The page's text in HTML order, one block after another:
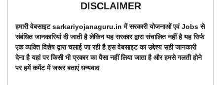
DISCLAIMER
हमारी वेबसाइट sarkariyojanaguru.in में सरकारी योजनाओं एवं Jobs से
संबंधित जानकारियां दी जाती है लेकिन यह सरकार द्वारा संचालित नहीं है यह सिर्फ
एक व्यक्ति विशेष द्वारा चलाई जा रही है इस वेबसाइट का उद्देश्य सही जानकारी
देना है यहां पर किसी भी प्रकार का पैसा नहीं लिया जाता है और हमसे गलती होने
पर हमें कमेंट में जरूर बताएं धन्यवाद